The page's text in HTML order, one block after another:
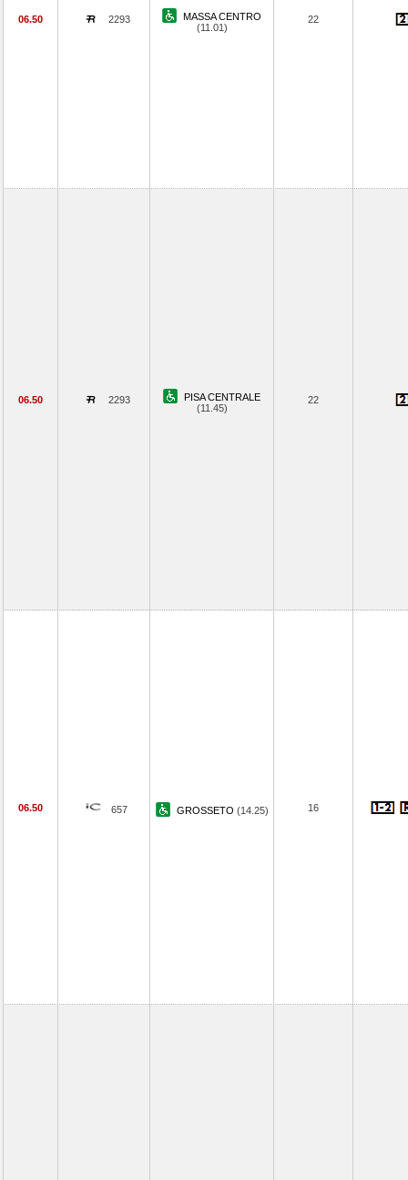
06.50 2293
MASSA CENTRO
(11.01)
22
06.50 2293
PISA CENTRALE
(11.45)
22
06.50 657 GROSSETO (14.25) 16